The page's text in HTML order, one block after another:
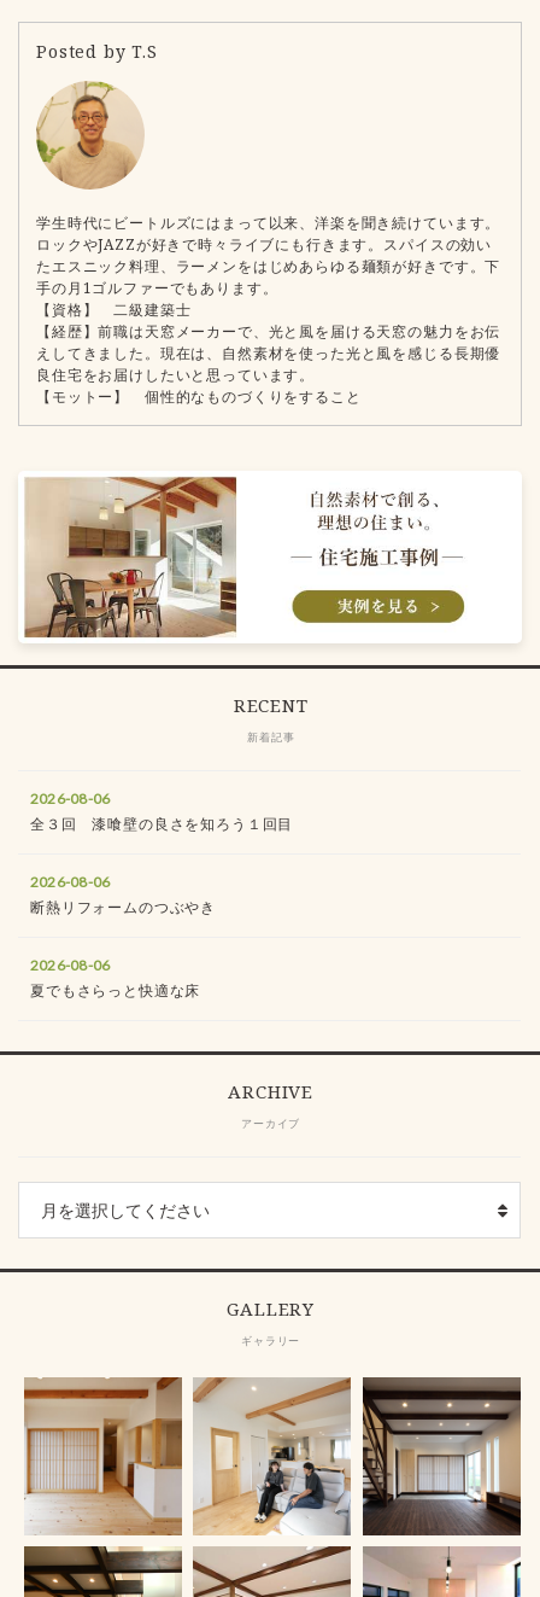
Posted by T.S
学生時代にビートルズにはまって以来、洋楽を聞き続けています。
ロックやJAZZが好きで時々ライブにも行きます。スパイスの効い
たエスニック料理、ラーメンをはじめあらゆる麺類が好きです。下
手の月1ゴルファーでもあります。
【資格】 二級建築士
【経歴】前職は天窓メーカーで、光と風を届ける天窓の魅力をお伝
えしてきました。現在は、自然素材を使った光と風を感じる長期優
良住宅をお届けしたいと思っています。
【モットー】 個性的なものづくりをすること
RECENT
新着記事
2026-08-06
全３回 漆喰壁の良さを知ろう１回目
2026-08-06
断熱リフォームのつぶやき
2026-08-06
夏でもさらっと快適な床
ARCHIVE
アーカイブ
GALLERY
ギャラリー